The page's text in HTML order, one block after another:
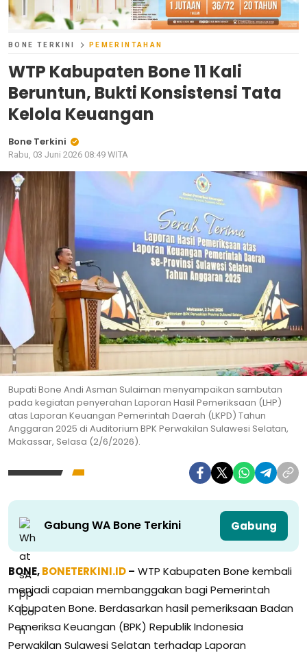
BONE TERKINI PEMERINTAHAN
WTP Kabupaten Bone 11 Kali
Beruntun, Bukti Konsistensi Tata
Kelola Keuangan
Bone Terkini
Rabu, 03 Juni 2026 08:49 WITA
Bupati Bone Andi Asman Sulaiman menyampaikan sambutan
pada kegiatan penyerahan Laporan Hasil Pemeriksaan (LHP)
atas Laporan Keuangan Pemerintah Daerah (LKPD) Tahun
Anggaran 2025 di Auditorium BPK Perwakilan Sulawesi Selatan,
Makassar, Selasa (2/6/2026).
Gabung WA Bone Terkini Gabung
BONE,BONETERKINI.ID– WTP Kabupaten Bone kembali
menjadi capaian membanggakan bagi Pemerintah
Kabupaten Bone. Berdasarkan hasil pemeriksaan Badan
Pemeriksa Keuangan (BPK) Republik Indonesia
Perwakilan Sulawesi Selatan terhadap Laporan